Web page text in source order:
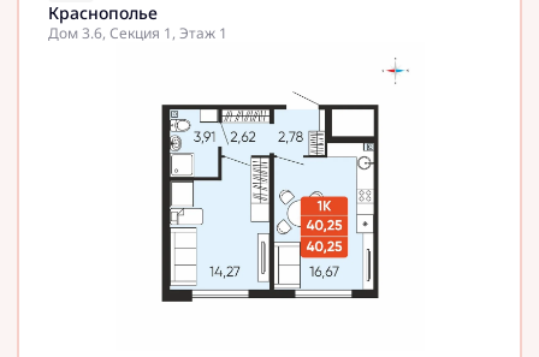
Краснополье
Дом 3.6, Секция 1, Этаж 1